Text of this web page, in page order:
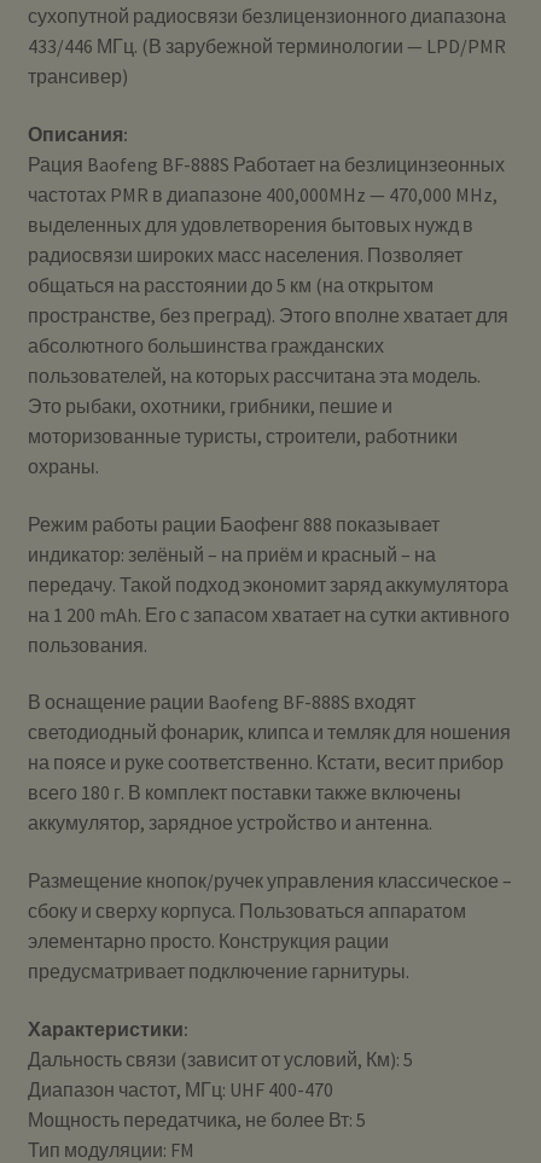
сухопутной радиосвязи безлицензионного диапазона
433/446 МГц. (В зарубежной терминологии — LPD/PMR
трансивер)
Описания:
Рация Baofeng BF-888S Работает на безлицинзеонных
частотах PMR в диапазоне 400,000MHz — 470,000 MHz,
выделенных для удовлетворения бытовых нужд в
радиосвязи широких масс населения. Позволяет
общаться на расстоянии до 5 км (на открытом
пространстве, без преград). Этого вполне хватает для
абсолютного большинства гражданских
пользователей, на которых рассчитана эта модель.
Это рыбаки, охотники, грибники, пешие и
моторизованные туристы, строители, работники
охраны.
Режим работы рации Баофенг 888 показывает
индикатор: зелёный – на приём и красный – на
передачу. Такой подход экономит заряд аккумулятора
на 1 200 mAh. Его с запасом хватает на сутки активного
пользования.
В оснащение рации Baofeng BF-888S входят
светодиодный фонарик, клипса и темляк для ношения
на поясе и руке соответственно. Кстати, весит прибор
всего 180 г. В комплект поставки также включены
аккумулятор, зарядное устройство и антенна.
Размещение кнопок/ручек управления классическое –
сбоку и сверху корпуса. Пользоваться аппаратом
элементарно просто. Конструкция рации
предусматривает подключение гарнитуры.
Характеристики:
Дальность связи (зависит от условий, Км): 5
Диапазон частот, МГц: UHF 400-470
Мощность передатчика, не более Вт: 5
Тип модуляции: FM